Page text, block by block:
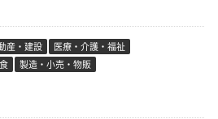
産・建設
医療・介護・福祉
製造・小売・物販